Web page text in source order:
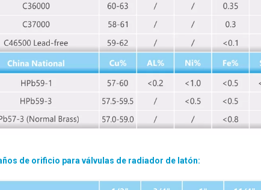
de orificio para válvulas de radiador de latón: